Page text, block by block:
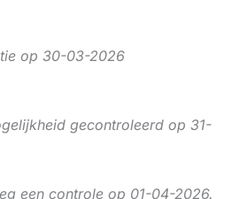
op 30-03-2026
gecontroleerd op 31-
een controle op 01-04-2026.